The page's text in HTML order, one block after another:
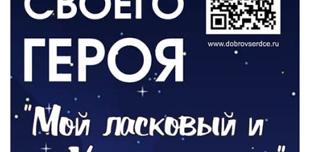
О ЧЕМ ПИСАЛА ГАЗЕТА
По страницам архивных газет
03.08.2026